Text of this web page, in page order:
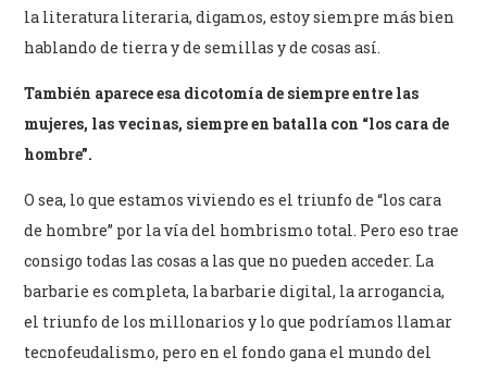
la literatura literaria, digamos, estoy siempre más bien
hablando de tierra y de semillas y de cosas así.
También aparece esa dicotomía de siempre entre las
mujeres, las vecinas, siempre en batalla con “los cara de
hombre”.
O sea, lo que estamos viviendo es el triunfo de “los cara
de hombre” por la vía del hombrismo total. Pero eso trae
consigo todas las cosas a las que no pueden acceder. La
barbarie es completa, la barbarie digital, la arrogancia,
el triunfo de los millonarios y lo que podríamos llamar
tecnofeudalismo, pero en el fondo gana el mundo del